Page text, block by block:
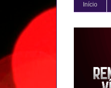
Início